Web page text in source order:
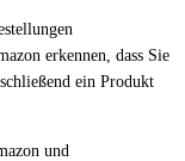
erkennen, dass Sie
ein Produkt
und